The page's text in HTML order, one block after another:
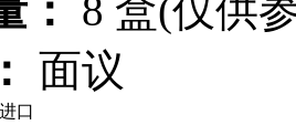
：
8 盒(仅供
面议
口